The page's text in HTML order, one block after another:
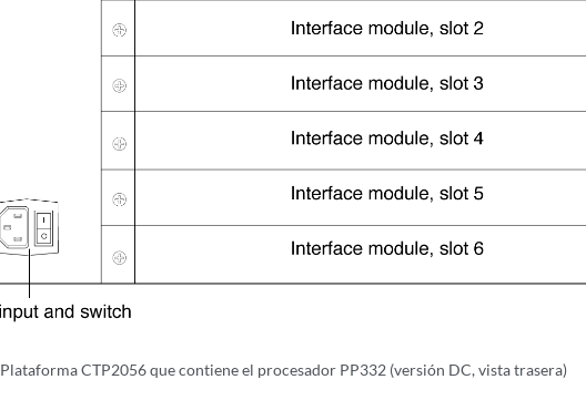
Plataforma CTP2056 que contiene el procesador PP332 (versión DC, vista trasera)